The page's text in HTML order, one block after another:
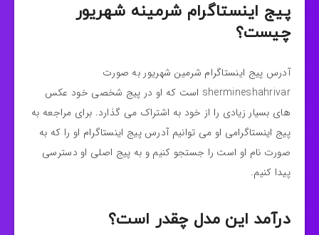
پیج اینستاگرام شرمینه شهریور
چیست؟
آدرس پیج اینستاگرام شرمین شهریور به صورت
shermineshahrivar است که او در پیج شخصی خود عکس
های بسیار زیادی را از خود به اشتراک می گذارد. برای مراجعه به
پیج اینستاگرامی او می توانیم آدرس پیج اینستاگرام او را که به
صورت نام او است را جستجو کنیم و به پیج اصلی او دسترسی
پیدا کنیم.
درآمد این مدل چقدر است؟